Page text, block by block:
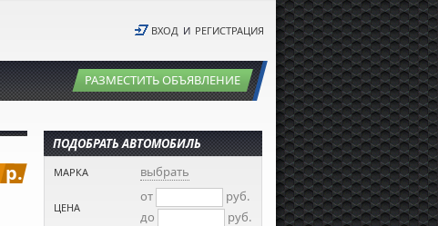
ВХОД И РЕГИСТРАЦИЯ
РАЗМЕСТИТЬ ОБЪЯВЛЕНИЕ
р.
ПОДОБРАТЬ АВТОМОБИЛЬ
МАРКА выбрать
ЦЕНА
от
руб.
до
руб.